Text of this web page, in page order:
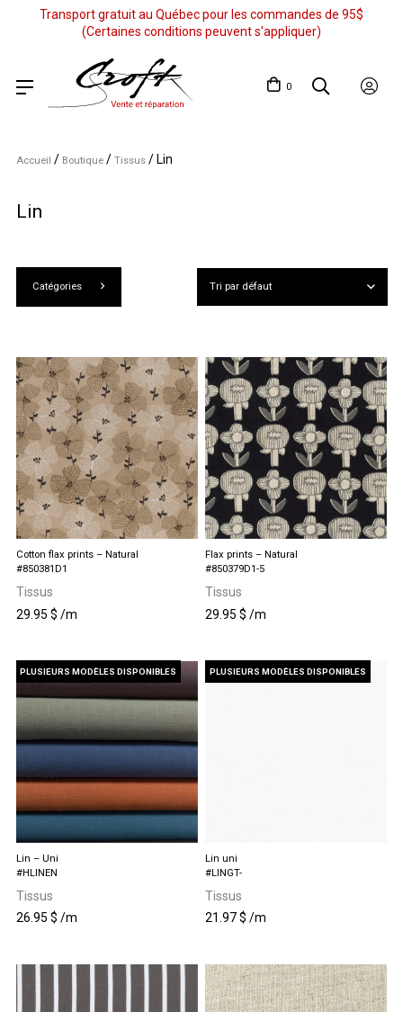
Transport gratuit au Québec pour les commandes de 95$
(Certaines conditions peuvent s'appliquer)
0
Accueil / Boutique/ Tissus/ Lin
Lin
Catégories
Cotton flax prints – Natural
29.95 $ /m
#850381D1
Tissus
Flax prints – Natural
29.95$ /m
#850379D1-5
Tissus
PLUSIEURS MODÈLES DISPONIBLES
Lin – Uni
26.95 $ /m
#HLINEN
Tissus
Ce
plusieurs
PLUSIEURS MODÈLES DISPONIBLES
Lin uni
21.97$ /m
#LINGT-
Tissus
Ce
plusieurs
variations.
Les